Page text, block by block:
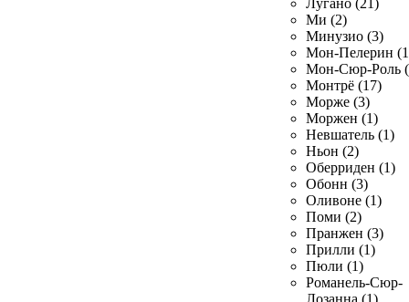
Лугано (21)
Ми (2)
Минузио (3)
Мон-Пелерин
Мон-Сюр-Роль
Монтрё (17)
Морже (3)
Моржен (1)
Невшатель (1)
Ньон (2)
Оберриден (1)
Обонн (3)
Оливоне (1)
Поми (2)
Пранжен (3)
Прилли (1)
Пюли (1)
Романель-Сюр-
Лозанна (1)